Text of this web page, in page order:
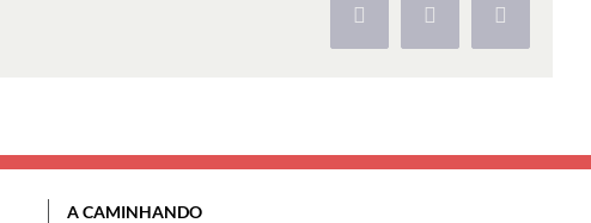
Facebook
X Pinterest
A CAMINHANDO